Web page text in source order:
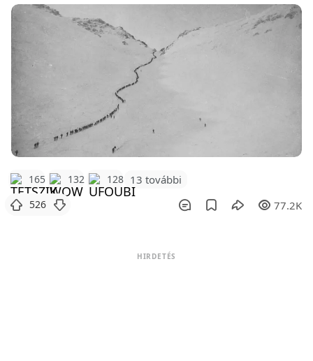
165 132 128 13 további
526 77.2K
HIRDETÉS